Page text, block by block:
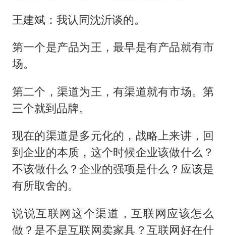
王建斌：我认同沈沂谈的。
第一个是产品为王，最早是有产品就有市
场。
第二个，渠道为王，有渠道就有市场。第
三个就到品牌。
现在的渠道是多元化的，战略上来讲，回
到企业的本质，这个时候企业该做什么？
不该做什么？企业的强项是什么？应该是
有所取舍的。
说说互联网这个渠道，互联网应该怎么
做？是不是互联网卖家具？互联网好在什